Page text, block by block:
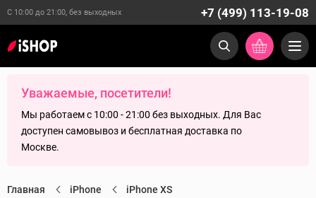
С 10:00 до 21:00, без выходных +7 (499) 113-19-08
Уважаемые, посетители!
Мы работаем с 10:00 - 21:00 без выходных. Для Вас
доступен самовывоз и бесплатная доставка по
Москве.
Главная iPhone iPhone XS